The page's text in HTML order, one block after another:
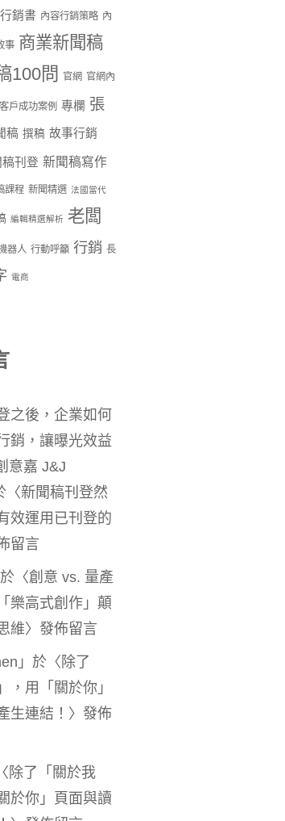
銷書 內容行銷策略 內
事 商業新聞稿
100問 官網 官網內
客戶成功案例 專欄 張
稿 撰稿 故事行銷
刊登 新聞稿寫作
課程 新聞精選 法國當代
編輯精選解析 老闆
器人 行動呼籲 行銷 長
電商
之後，企業如何
銷，讓曝光效益
意嘉 J&J
〈新聞稿刊登然
效運用已刊登的
留言
〈創意 vs. 量產
樂高式創作」顛
維〉發佈留言
」於〈 除了
，用「關於你」
生連結！ 〉發佈
除了「關於我
於你」頁面與讀